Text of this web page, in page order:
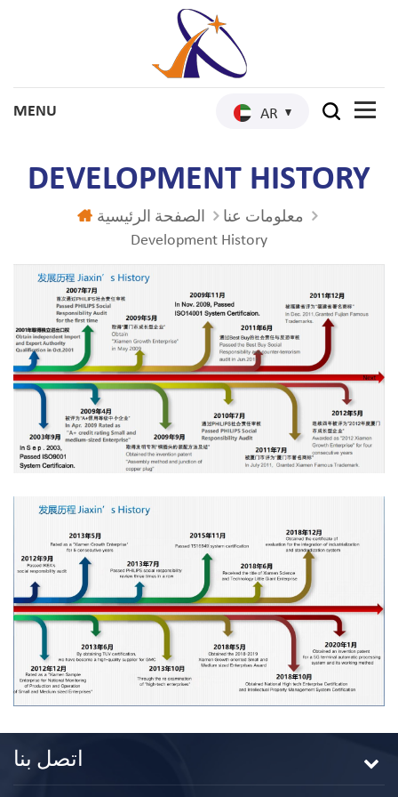
AR
DEVELOPMENT HISTORY
الصفحة الرئيسية
معلومات عنا
Development History
اتصل بنا